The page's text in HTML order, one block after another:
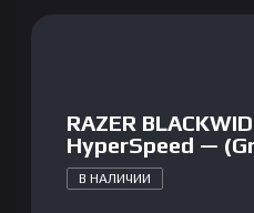
RAZER
HyperSpeed —
В НАЛИЧИИ